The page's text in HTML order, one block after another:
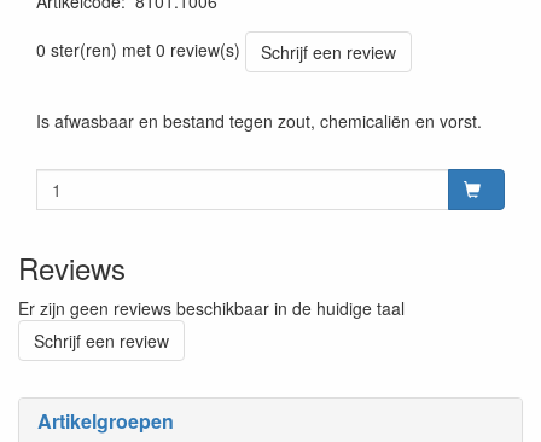
Artikelgroepen
0 ster(ren) met 0 review(s)
Schrijf een review
Is afwasbaar en bestand tegen zout, chemicaliën en vorst.
Reviews
Er zijn geen reviews beschikbaar in de huidige taal
Schrijf een review